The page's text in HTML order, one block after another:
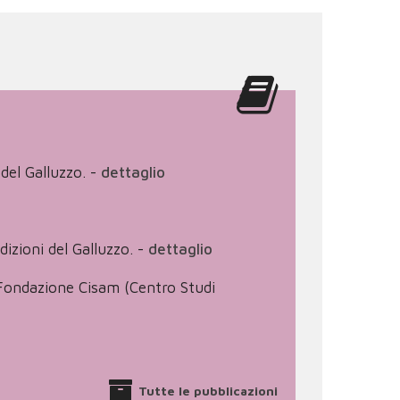
Galluzzo. - dettaglio
del Galluzzo. - dettaglio
Cisam (Centro Studi
Tutte le pubblicazioni